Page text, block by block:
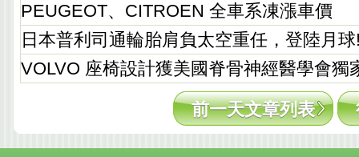
PEUGEOT、CITROEN 全車系凍漲車價
日本普利司通輪胎肩負太空重任，登陸月球
VOLVO 座椅設計獲美國脊骨神經醫學會獨
前一天文章列表